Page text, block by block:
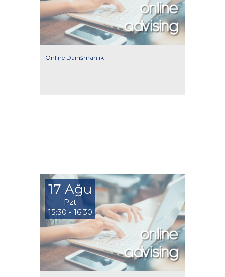
Online Danışmanlık
17 Ağu
Pzt
15:30 - 16:30